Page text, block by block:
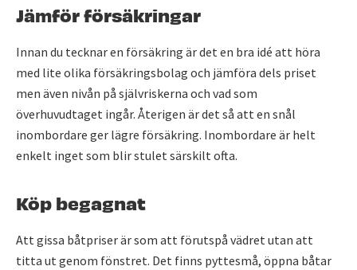
Jämför försäkringar
Innan du tecknar en försäkring är det en bra idé att höra
med lite olika försäkringsbolag och jämföra dels priset
men även nivån på självriskerna och vad som
överhuvudtaget ingår. Återigen är det så att en snål
inombordare ger lägre försäkring. Inombordare är helt
enkelt inget som blir stulet särskilt ofta.
Köp begagnat
Att gissa båtpriser är som att förutspå vädret utan att
titta ut genom fönstret. Det finns pyttesmå, öppna båtar